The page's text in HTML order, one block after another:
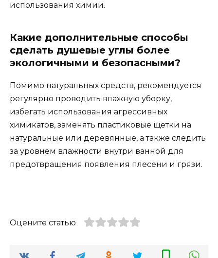
использования химии.
Какие дополнительные способы
сделать душевые углы более
экологичными и безопасными?
Помимо натуральных средств, рекомендуется
регулярно проводить влажную уборку,
избегать использования агрессивных
химикатов, заменять пластиковые щетки на
натуральные или деревянные, а также следить
за уровнем влажности внутри ванной для
предотвращения появления плесени и грязи.
Оцените статью